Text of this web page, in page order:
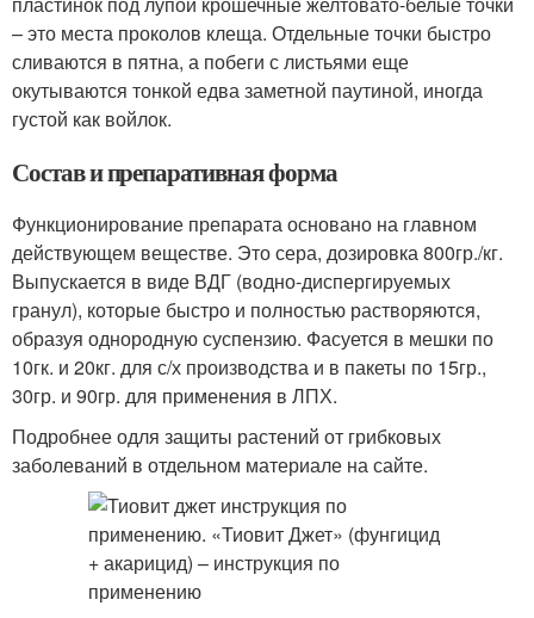
– это места проколов клеща. Отдельные точки быстро
сливаются в пятна, а побеги с листьями еще
окутываются тонкой едва заметной паутиной, иногда
густой как войлок.
Состав и препаративная форма
Функционирование препарата основано на главном
действующем веществе. Это сера, дозировка 800гр./кг.
Выпускается в виде ВДГ (водно-диспергируемых
гранул), которые быстро и полностью растворяются,
образуя однородную суспензию. Фасуется в мешки по
10гк. и 20кг. для с/х производства и в пакеты по 15гр.,
30гр. и 90гр. для применения в ЛПХ.
Подробнее одля защиты растений от грибковых
заболеваний в отдельном материале на сайте.